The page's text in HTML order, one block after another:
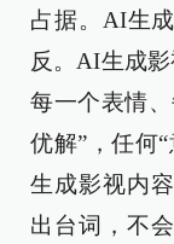
占据。AI生
反。AI生成影
每一个表情
优解”，任何
生成影视内
出台词，不